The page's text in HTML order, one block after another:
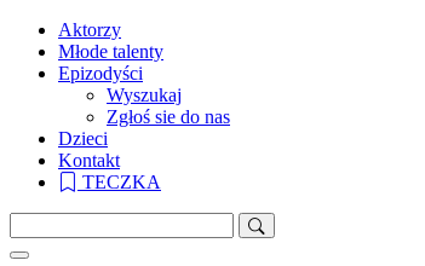
Aktorzy
Młode talenty
Epizodyści
Wyszukaj
Zgłoś sie do nas
Dzieci
Kontakt
TECZKA